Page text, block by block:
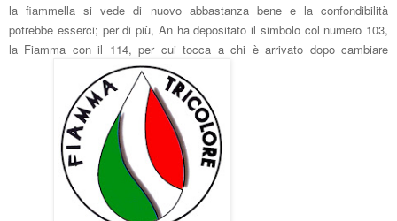
la fiammella si vede di nuovo abbastanza bene e la confondibilità
potrebbe esserci; per di più, An ha depositato il simbolo col numero 103,
la Fiamma con il 114, per cui tocca a chi è arrivato dopo cambiare